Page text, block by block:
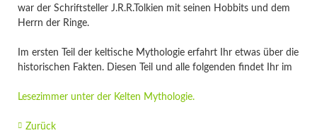
war der Schriftsteller J.R.R.Tolkien mit seinen Hobbits und dem
Herrn der Ringe.
Im ersten Teil der keltische Mythologie erfahrt Ihr etwas über die
historischen Fakten. Diesen Teil und alle folgenden findet Ihr im
Lesezimmer unter der Kelten Mythologie.
Zurück